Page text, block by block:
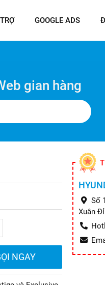
GOOGLE ADS
gian hàng
NGAY
Số
Xuân